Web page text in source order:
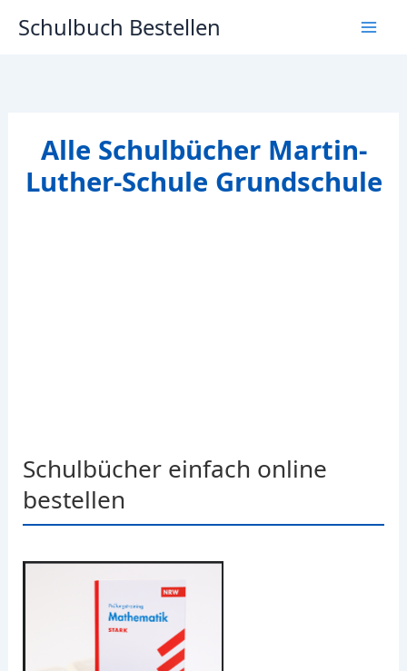
InhaltSchulbuch Bestellen
Alle Schulbücher Martin-
Luther-Schule Grundschule
Schulbücher einfach online
bestellen